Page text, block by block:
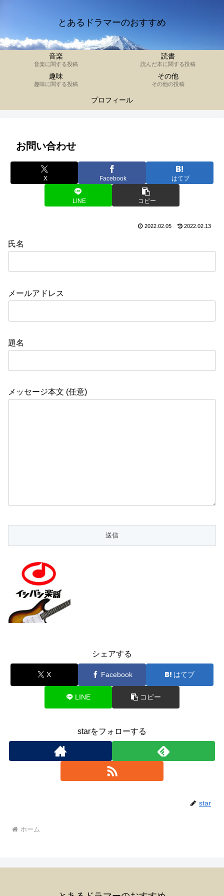
とあるドラマーのおすすめ
音楽
音楽に関する投稿
読書
読んだ本に関する投稿
趣味
趣味に関する投稿
その他
その他の投稿
プロフィール
お問い合わせ
X Facebook はてブ
LINE コピー
2022.02.05 2022.02.13
氏名
メールアドレス
題名
メッセージ本文 (任意)
シェアする
X Facebook はてブ
LINE コピー
starをフォローする
star
ホーム